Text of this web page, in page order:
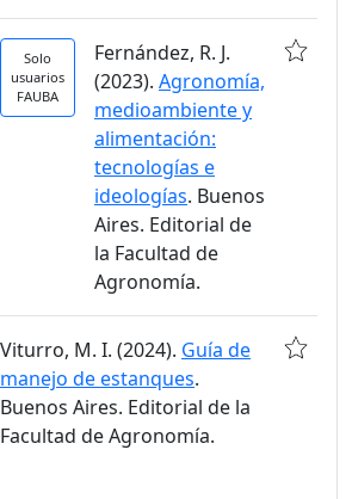
Solo
usuarios
FAUBA
Fernández, R. J.
(2023). Agronomía,
medioambiente y
alimentación:
tecnologías e
ideologías. Buenos
Aires. Editorial de
la Facultad de
Agronomía.
Viturro, M. I. (2024). Guía de
manejo de estanques.
Buenos Aires. Editorial de la
Facultad de Agronomía.